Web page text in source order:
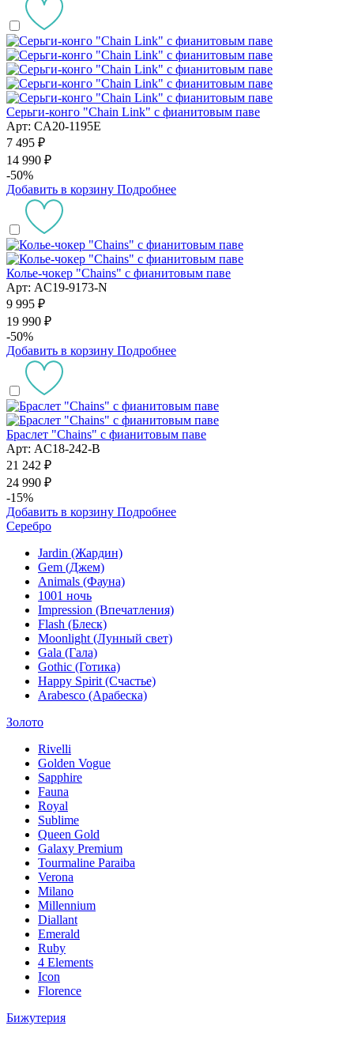
Серьги-конго "Chain Link" с фианитовым паве
Арт: CA20-1195E
7 495 ₽
14 990 ₽
-50%
Добавить в корзину Подробнее
Колье-чокер "Chains" с фианитовым паве
Арт: AC19-9173-N
9 995 ₽
19 990 ₽
-50%
Добавить в корзину Подробнее
Браслет "Chains" с фианитовым паве
Арт: AC18-242-B
21 242 ₽
24 990 ₽
-15%
Добавить в корзину Подробнее
Серебро
Jardin (Жардин)
Gem (Джем)
Animals (Фауна)
1001 ночь
Impression (Впечатления)
Flash (Блеск)
Moonlight (Лунный свет)
Gala (Гала)
Gothic (Готика)
Happy Spirit (Счастье)
Arabesco (Арабеска)
Золото
Rivelli
Golden Vogue
Sapphire
Fauna
Royal
Sublime
Queen Gold
Galaxy Premium
Tourmaline Paraiba
Verona
Milano
Millennium
Diallant
Emerald
Ruby
4 Elements
Icon
Florence
Бижутерия